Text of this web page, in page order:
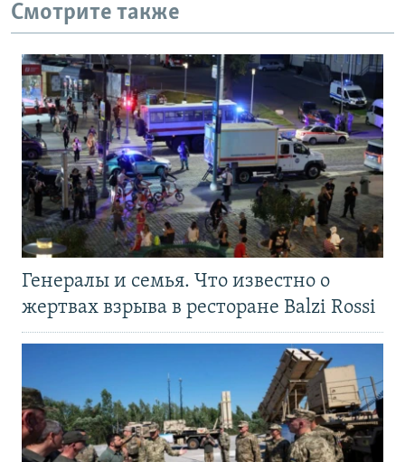
Смотрите также
Генералы и семья. Что известно о
жертвах взрыва в ресторане Balzi Rossi